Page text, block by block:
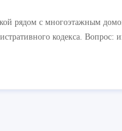
рядом с многоэтажным
кодекса. Вопрос: